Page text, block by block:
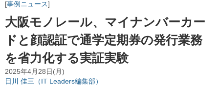
事例ニュース
大阪モノレール、マイナンバーカー
ドと顔認証で通学定期券の発行業務
を省力化する実証実験
2025年4月28日(月)
日川 佳三（IT Leaders編集部）